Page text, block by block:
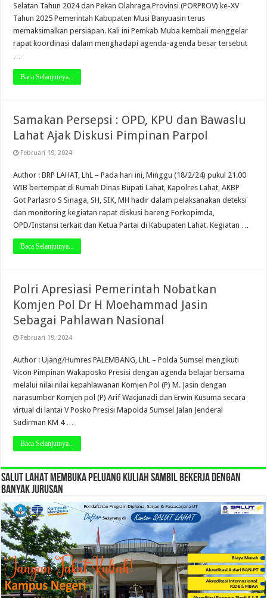
Selatan Tahun 2024 dan Pekan Olahraga Provinsi (PORPROV) ke-XV
Tahun 2025 Pemerintah Kabupaten Musi Banyuasin terus
memaksimalkan persiapan. Kali ini Pemkab Muba kembali menggelar
rapat koordinasi dalam menghadapi agenda-agenda besar tersebut
Baca Selanjutnya...
Samakan Persepsi : OPD, KPU dan Bawaslu
Lahat Ajak Diskusi Pimpinan Parpol
Februari 19, 2024
Author : BRP LAHAT, LhL – Pada hari ini, Minggu (18/2/24) pukul 21.00
WIB bertempat di Rumah Dinas Bupati Lahat, Kapolres Lahat, AKBP
Got Parlasro S Sinaga, SH, SIK, MH hadir dalam pelaksanakan deteksi
dan monitoring kegiatan rapat diskusi bareng Forkopimda,
OPD/Instansi terkait dan Ketua Partai di Kabupaten Lahat. Kegiatan …
Baca Selanjutnya...
Polri Apresiasi Pemerintah Nobatkan
Komjen Pol Dr H Moehammad Jasin
Sebagai Pahlawan Nasional
Februari 19, 2024
Author : Ujang/Humres PALEMBANG, LhL – Polda Sumsel mengikuti
Vicon Pimpinan Wakaposko Presisi dengan agenda belajar bersama
melalui nilai nilai kepahlawanan Komjen Pol (P) M. Jasin dengan
narasumber Komjen pol (P) Arif Wacjunadi dan Erwin Kusuma secara
virtual di lantai V Posko Presisi Mapolda Sumsel Jalan Jenderal
Sudirman KM 4 …
Baca Selanjutnya...
SALUT LAHAT MEMBUKA PELUANG KULIAH SAMBIL BEKERJA DENGAN
BANYAK JURUSAN